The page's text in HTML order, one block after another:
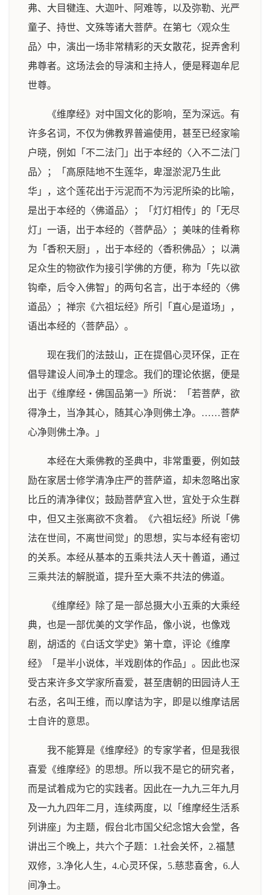
弗、大目犍连、大迦叶、阿难等，以及弥勒、光严
童子、持世、文殊等诸大菩萨。在第七〈观众生
品〉中，演出一场非常精彩的天女散花，捉弄舍利
弗尊者。这场法会的导演和主持人，便是释迦牟尼
世尊。
《维摩经》对中国文化的影响，至为深远。有
许多名词，不仅为佛教界普遍使用，甚至已经家喻
户晓，例如「不二法门」出于本经的〈入不二法门
品〉；「高原陆地不生莲华，卑湿淤泥乃生此
华」，这个莲花出于污泥而不为污泥所染的比喻，
是出于本经的〈佛道品〉；「灯灯相传」的「无尽
灯」一语，出于本经的〈菩萨品〉；美味的佳肴称
为「香积天厨」，出于本经的〈香积佛品〉；以满
足众生的物欲作为接引学佛的方便，称为「先以欲
钩牵，后令入佛智」的两句名言，出于本经的〈佛
道品〉；禅宗《六祖坛经》所引「直心是道场」，
语出本经的〈菩萨品〉。
现在我们的法鼓山，正在提倡心灵环保，正在
倡导建设人间净土的理念。我们的理论依据，便是
出于《维摩经‧佛国品第一》所说：「若菩萨，欲
得净土，当净其心，随其心净则佛土净。……菩萨
心净则佛土净。」
本经在大乘佛教的圣典中，非常重要，例如鼓
励在家居士修学清净庄严的菩萨道，却未忽略出家
比丘的清净律仪；鼓励菩萨宜入世，宜处于众生群
中，但又主张离欲不贪着。《六祖坛经》所说「佛
法在世间，不离世间觉」的思想，实与本经有密切
的关系。本经从基本的五乘共法人天十善道，通过
三乘共法的解脱道，提升至大乘不共法的佛道。
《维摩经》除了是一部总摄大小五乘的大乘经
典，也是一部优美的文学作品，像小说，也像戏
剧，胡适的《白话文学史》第十章，评论《维摩
经》「是半小说体，半戏剧体的作品」。因此也深
受古来许多文学家所喜爱，甚至唐朝的田园诗人王
右丞，名叫王维，而以摩诘为字，即是以维摩诘居
士自许的意思。
我不能算是《维摩经》的专家学者，但是我很
喜爱《维摩经》的思想。所以我不是它的研究者，
而是试着成为它的实践者。因此在一九九三年九月
及一九九四年二月，连续两度，以「维摩经生活系
列讲座」为主题，假台北市国父纪念馆大会堂，各
讲出三个晚上，共六个子题：1.社会关怀，2.福慧
双修，3.净化人生，4.心灵环保，5.慈悲喜舍，6.人
间净土。